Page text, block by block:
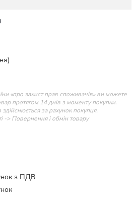
«про захист прав споживачів» ви можете
протягом 14 днів з моменту покупки.
за рахунок покупця.
-> Повернення і обмін товару
з ПДВ